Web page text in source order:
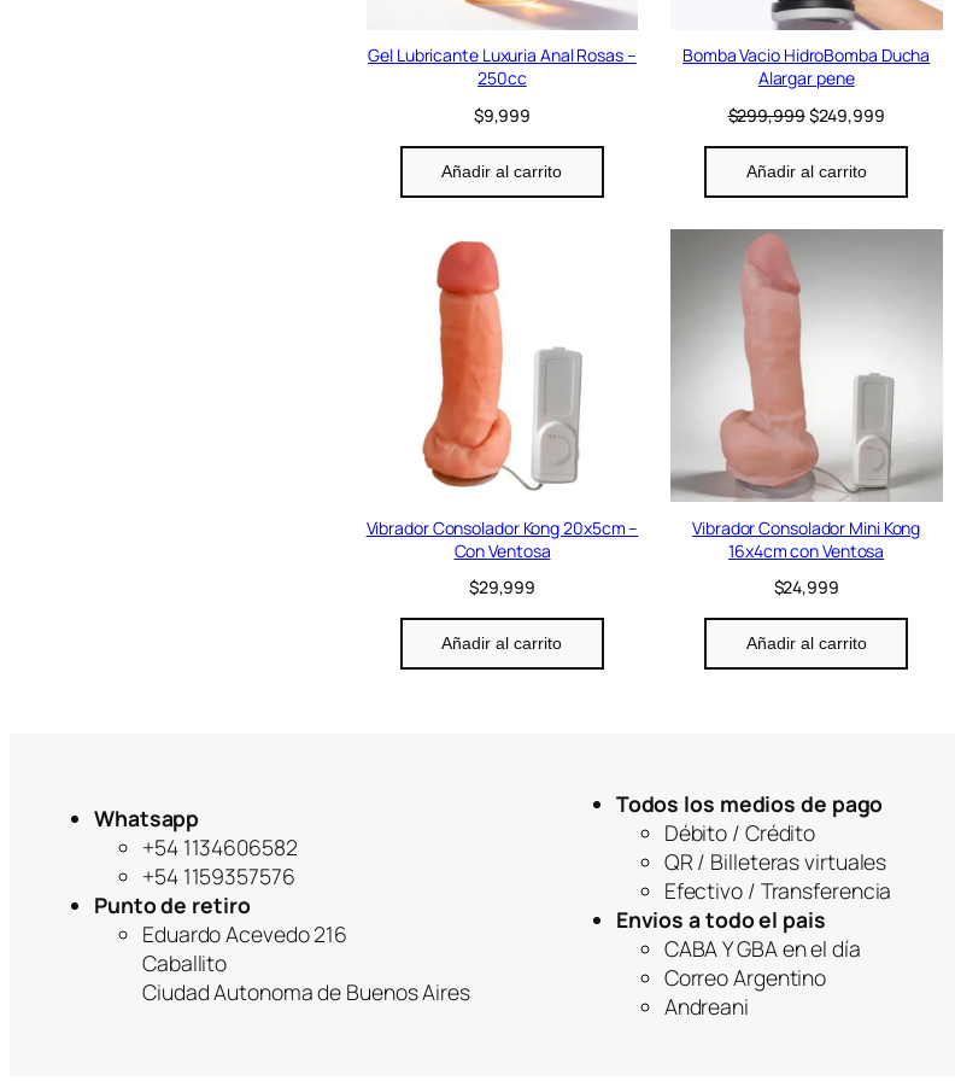
Gel Lubricante Luxuria Anal Rosas –
250cc
$9,999
Añadir al carrito
o
f
e
Bomba Vacio HidroBomba Ducha
Alargar pene
$299,999E
p
r
e
c
a
l
e
r
a
:
2
9
9
,
$249,999E
e
c
a
e
s
:
$
2
9
9
Añadir al carrito
Vibrador Consolador Kong 20x5cm –
Con Ventosa
$29,999
Añadir al carrito
Vibrador Consolador Mini Kong
16x4cm con Ventosa
$24,999
Añadir al carrito
Whatsapp
+54 1134606582
+54 1159357576
Punto de retiro
Eduardo Acevedo 216
Caballito
Ciudad Autonoma de Buenos Aires
Todos los medios de pago
Débito / Crédito
QR / Billeteras virtuales
Efectivo / Transferencia
Envios a todo el pais
CABA Y GBA en el día
Correo Argentino
Andreani